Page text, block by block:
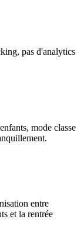
pas d'analytics
mode classe
entre
et la rentrée